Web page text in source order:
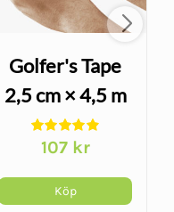
Golfer's Tape
2,5 cm × 4,5 m
– fingertejp för
sport
107 kr
Köp